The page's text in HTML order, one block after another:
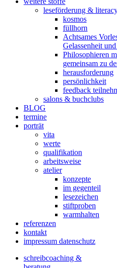
leseförderung &
kosmos
füllhorn
Achtsames
Gelassenheit
Philosophieren
gemeinsam zu
herausforderung
persönlichkeit
feedback
salons & buchclubs
BLOG
termine
porträt
vita
werte
qualifikation
arbeitsweise
atelier
konzepte
im gegenteil
lesezeichen
stiftproben
warmhalten
referenzen
kontakt
impressum datenschutz
schreibcoaching &